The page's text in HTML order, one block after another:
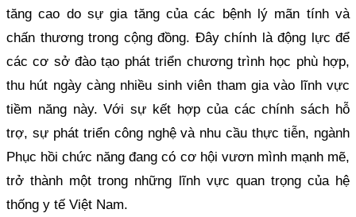
tăng cao do sự gia tăng của các bệnh lý mãn tính và
chấn thương trong cộng đồng. Đây chính là động lực để
các cơ sở đào tạo phát triển chương trình học phù hợp,
thu hút ngày càng nhiều sinh viên tham gia vào lĩnh vực
tiềm năng này. Với sự kết hợp của các chính sách hỗ
trợ, sự phát triển công nghệ và nhu cầu thực tiễn, ngành
Phục hồi chức năng đang có cơ hội vươn mình mạnh mẽ,
trở thành một trong những lĩnh vực quan trọng của hệ
thống y tế Việt Nam.